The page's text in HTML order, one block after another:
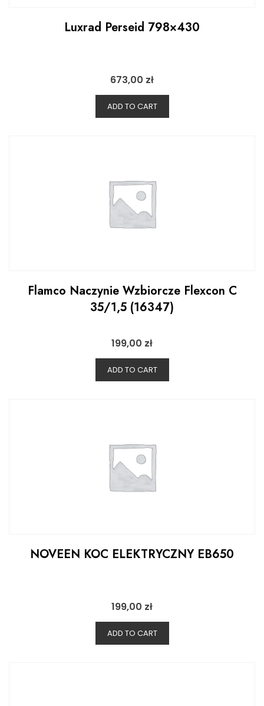
Luxrad Perseid 798×430
673,00 zł
ADD TO CART
Flamco Naczynie Wzbiorcze Flexcon C
35/1,5 (16347)
199,00 zł
ADD TO CART
NOVEEN KOC ELEKTRYCZNY EB650
199,00 zł
ADD TO CART